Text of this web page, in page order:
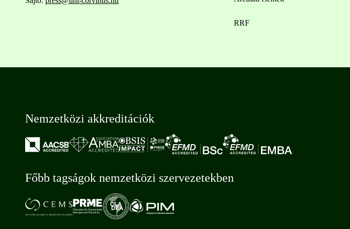
RRF
Nemzetközi akkreditációk
Főbb tagságok nemzetközi szervezetekben